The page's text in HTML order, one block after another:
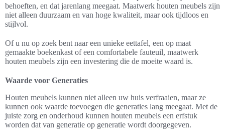
behoeften, en dat jarenlang meegaat. Maatwerk houten meubels zijn
niet alleen duurzaam en van hoge kwaliteit, maar ook tijdloos en
stijlvol.
Of u nu op zoek bent naar een unieke eettafel, een op maat
gemaakte boekenkast of een comfortabele fauteuil, maatwerk
houten meubels zijn een investering die de moeite waard is.
Waarde voor Generaties
Houten meubels kunnen niet alleen uw huis verfraaien, maar ze
kunnen ook waarde toevoegen die generaties lang meegaat. Met de
juiste zorg en onderhoud kunnen houten meubels een erfstuk
worden dat van generatie op generatie wordt doorgegeven.